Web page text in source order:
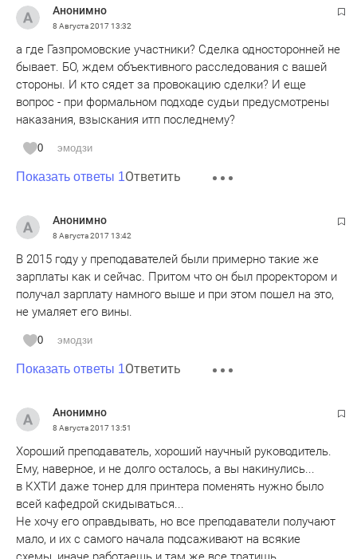
Анонимно
8 Августа 201713:32
а где Газпромовские участники? Сделка односторонней не
бывает. БО, ждем объективного расследования с вашей
стороны. И кто сядет за провокацию сделки? И еще
вопрос - при формальном подходе судьи предусмотрены
наказания, взыскания итп последнему?
0 эмодзи
Показать ответы 1Ответить
Анонимно
8 Августа 201713:42
В 2015 году у преподавателей были примерно такие же
зарплаты как и сейчас. Притом что он был проректором и
получал зарплату намного выше и при этом пошел на это,
не умаляет его вины.
0 эмодзи
Показать ответы 1Ответить
Анонимно
8 Августа 201713:51
Хороший преподаватель, хороший научный руководитель.
Ему, наверное, и не долго осталось, а вы накинулись...
в КХТИ даже тонер для принтера поменять нужно было
всей кафедрой скидываться...
Не хочу его оправдывать, но все преподаватели получают
мало, и их с самого начала подсаживают на всякие